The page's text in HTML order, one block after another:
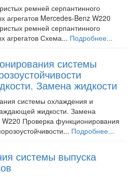
ремней серпантинного
агрегатов Mercedes-Benz W220
ремней серпантинного
агрегатов Схема... Подробнее...
системы
Замена жидкости
системы охлаждения и
жидкости. Замена
Проверка функционирования
Подробнее...
системы выпуска